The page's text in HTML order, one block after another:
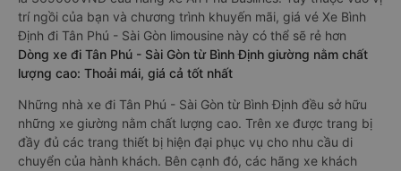
trí ngồi của bạn và chương trình khuyến mãi, giá vé Xe Bình
Định đi Tân Phú - Sài Gòn limousine này có thể sẽ rẻ hơn
Dòng xe đi Tân Phú - Sài Gòn từ Bình Định giường nằm chất
lượng cao: Thoải mái, giá cả tốt nhất
Những nhà xe đi Tân Phú - Sài Gòn từ Bình Định đều sở hữu
những xe giường nằm chất lượng cao. Trên xe được trang bị
đầy đủ các trang thiết bị hiện đại phục vụ cho nhu cầu di
chuyển của hành khách. Bên cạnh đó, các hãng xe khách